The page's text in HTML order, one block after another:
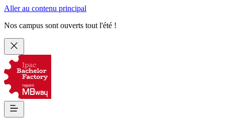
Aller au contenu principal
Nos campus sont ouverts tout l'été !